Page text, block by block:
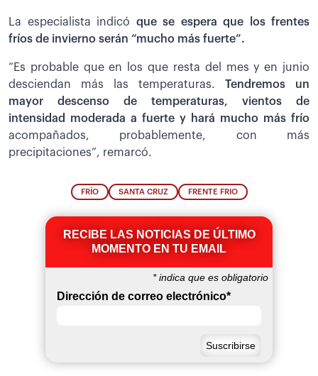
La especialista indicó que se espera que los frentes
fríos de invierno serán “mucho más fuerte”.
“Es probable que en los que resta del mes y en junio
desciendan más las temperaturas. Tendremos un
mayor descenso de temperaturas, vientos de
intensidad moderada a fuerte y hará mucho más frío
acompañados, probablemente, con más
precipitaciones”, remarcó.
FRÍO SANTA CRUZ FRENTE FRIO
RECIBE LAS NOTICIAS DE ÚLTIMO
MOMENTO EN TU EMAIL
*indica que es obligatorio
Dirección de correo electrónico*